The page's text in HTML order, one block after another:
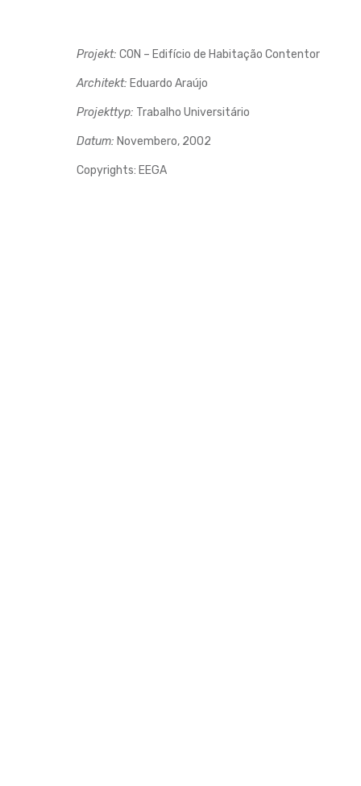
Projekt: CON – Edifício de Habitação Contentor
Architekt: Eduardo Araújo
Projekttyp: Trabalho Universitário
Datum: Novembero, 2002
Copyrights: EEGA